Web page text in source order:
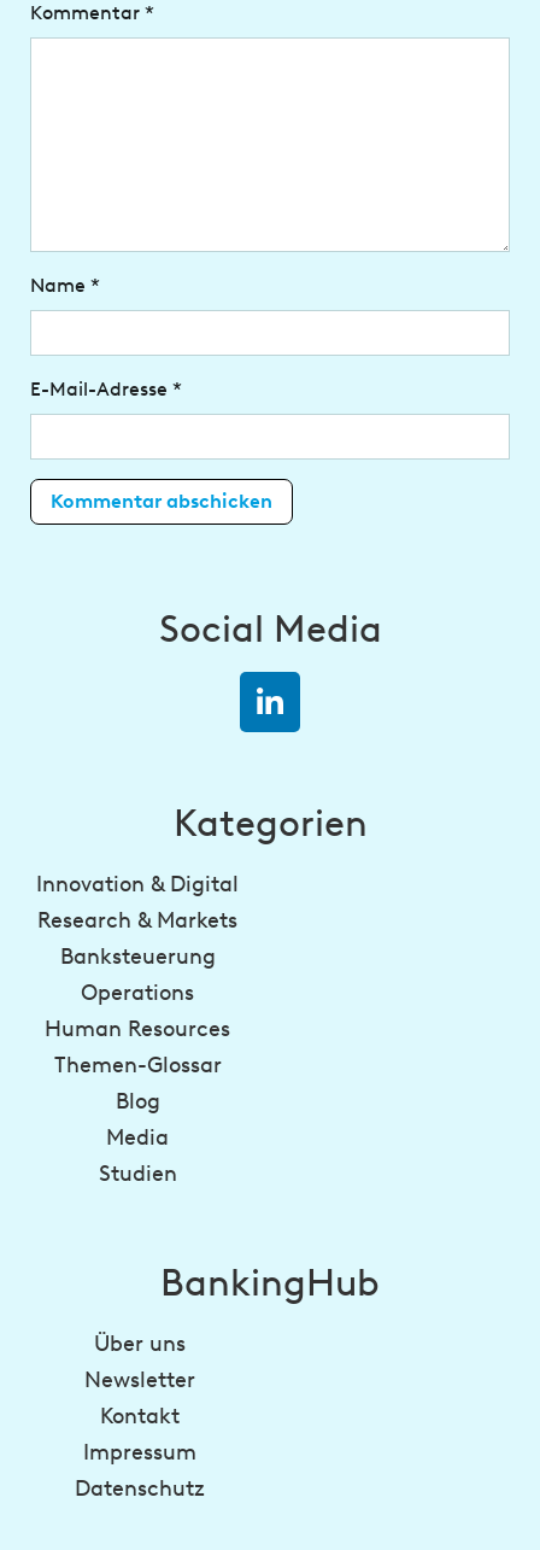
Kommentar *
Name *
E-Mail-Adresse *
Social Media
Kategorien
Innovation & Digital
Research & Markets
Banksteuerung
Operations
Human Resources
Themen-Glossar
Blog
Media
Studien
BankingHub
Über uns
Newsletter
Kontakt
Impressum
Datenschutz